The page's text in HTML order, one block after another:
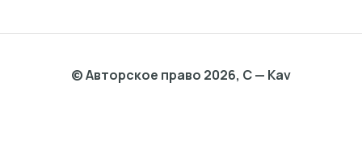
© Авторское право 2026, C — Kav